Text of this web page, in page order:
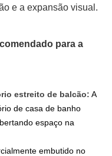
e a expansão visual.
para a
estreito de balcão: A
de casa de banho
espaço na
embutido no